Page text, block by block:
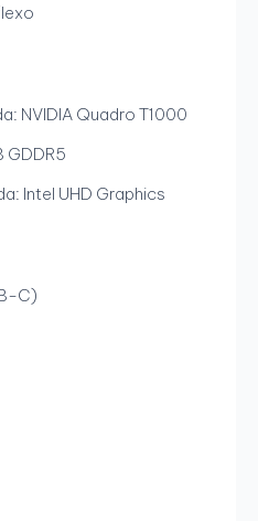
NVIDIA Quadro T1000
GDDR5
Intel UHD Graphics
C)